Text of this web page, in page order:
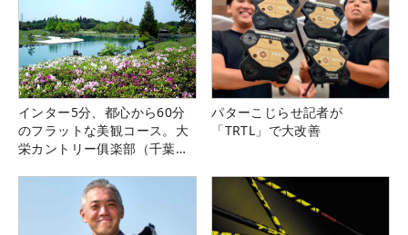
インター5分、都心から60分
のフラットな美観コース。大
栄カントリー俱楽部（千葉
パターこじらせ記者が
「TRTL」で大改善